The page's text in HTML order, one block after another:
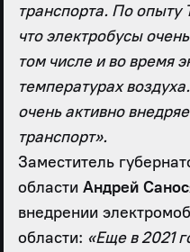
транспорта. По опыту
что электробусы
том числе и во время
температурах
очень активно
транспорт».
Заместитель
области Андрей
внедрении
области: «Еще в 2021